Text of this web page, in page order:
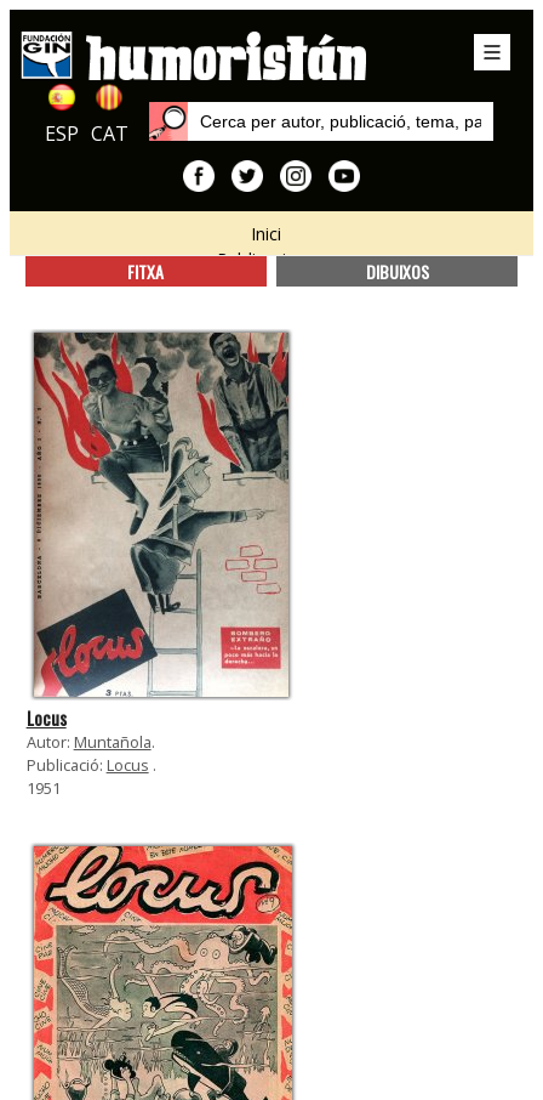
ESP CAT
Inici
Publicacions
Locus
FITXA DIBUIXOS
Locus
Autor: Muntañola.
Publicació: Locus .
1951